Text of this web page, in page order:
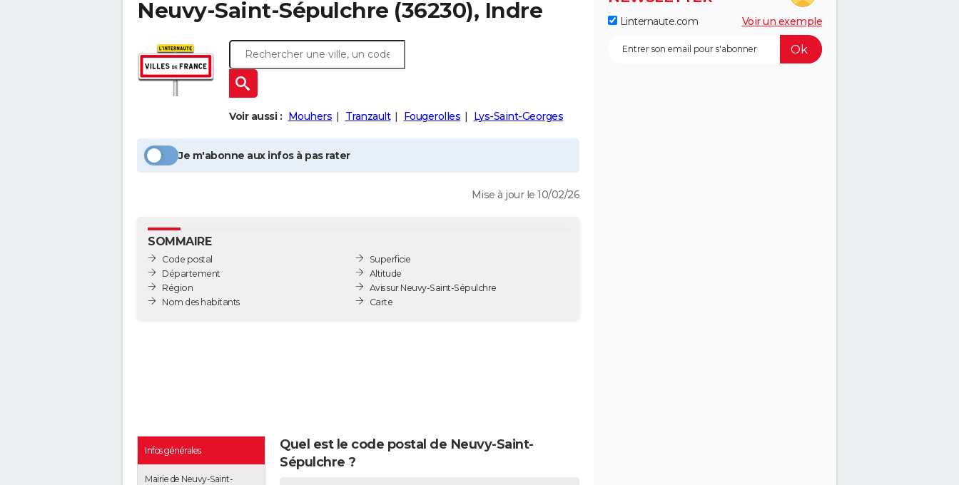
Neuvy-Saint-Sépulchre (36230), Indre
Voir aussi : Mouhers Tranzault Fougerolles Lys-Saint-Georges
Je m'abonne aux infos à pas rater
Mise à jour le 10/02/26
SOMMAIRE
Code postal
Département
Région
Nom des habitants
Superficie
Altitude
Avis sur Neuvy-Saint-Sépulchre
Carte
Infos générales
Mairie de Neuvy-Saint-
Quel est le code postal de Neuvy-Saint-
Sépulchre ?
Linternaute.com Voir un exemple